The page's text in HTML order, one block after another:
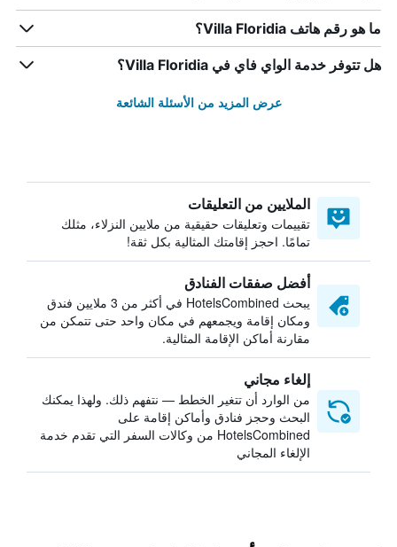
ما هو رقم هاتف Villa Floridia؟
هل تتوفر خدمة الواي فاي في Villa Floridia؟
عرض المزيد من الأسئلة الشائعة
الملايين من التعليقات
تقييمات وتعليقات حقيقية من ملايين النزلاء، مثلك
تمامًا. احجز إقامتك المثالية بكل ثقة!
أفضل صفقات الفنادق
يبحث HotelsCombined في أكثر من 3 ملايين فندق
ومكان إقامة ويجمعهم في مكان واحد حتى تتمكن من
مقارنة أماكن الإقامة المثالية.
إلغاء مجاني
من الوارد أن تتغير الخطط — نتفهم ذلك. ولهذا يمكنك
البحث وحجز فنادق وأماكن إقامة على
HotelsCombined من وكالات السفر التي تقدم خدمة
الإلغاء المجاني